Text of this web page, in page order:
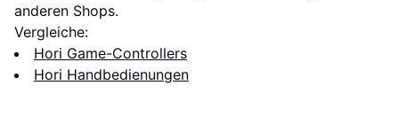
anderen Shops.
Vergleiche:
Hori Game-Controllers
Hori Handbedienungen